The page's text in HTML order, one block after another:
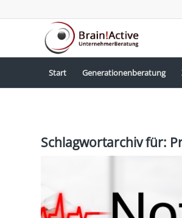
Start Generationenberatung
Schlagwortarchiv für: